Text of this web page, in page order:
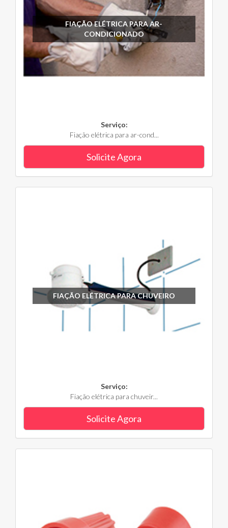
FIAÇÃO ELÉTRICA PARA AR-
CONDICIONADO
Serviço:
Fiação elétrica para ar-cond...
Solicite Agora
FIAÇÃO ELÉTRICA PARA CHUVEIRO
Serviço:
Fiação elétrica para chuveir...
Solicite Agora